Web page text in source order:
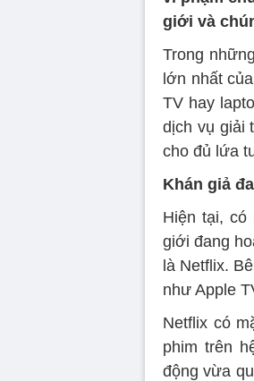
giới và
Trong
lớn nhất
TV hay
dịch vụ giải
cho đủ lứa
Khán giả
Hiện tại, có
giới đang
là Netflix.
như Apple
Netflix có
phim trên
động vừa